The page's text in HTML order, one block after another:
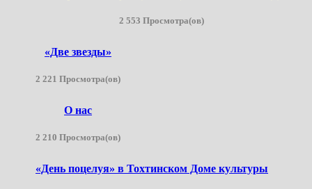
2 553 Просмотра(ов)
«Две звезды»
2 221 Просмотра(ов)
О нас
2 210 Просмотра(ов)
«День поцелуя» в Тохтинском Доме культуры